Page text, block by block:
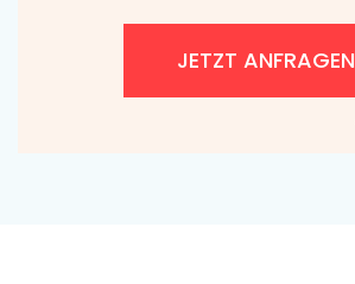
JETZT ANFRAGEN